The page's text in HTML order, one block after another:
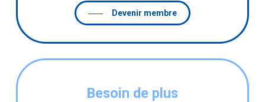
Devenir membre
Besoin de plus